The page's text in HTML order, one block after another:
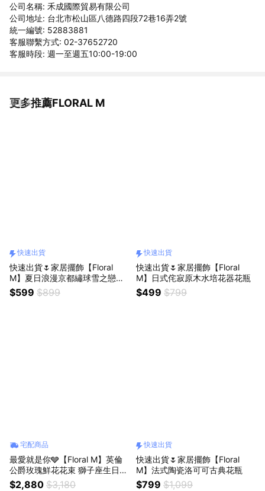
公司名稱: 禾成國際貿易有限公司
公司地址: 台北市松山區八德路四段72巷16弄2號
統一編號: 52883881
客服聯繫方式: 02-37652720
客服時段: 週一至週五10:00-19:00
更多推薦FLORAL M
看更多
快速出貨
快速出貨🌷家居擺飾【Floral
M】夏日浪漫京都繡球雪之戀仿
真花禮
$599 $899
快速出貨
快速出貨🌷家居擺飾【Floral
M】日式侘寂原木水培花器花瓶
$499 $799
宅配商品
最愛就是你🩶【Floral M】英倫
公爵玫瑰鮮花花束 獅子座生日禮
物 情人節花束
$2,880 $3,180
快速出貨
快速出貨🌷家居擺飾【Floral
M】法式陶瓷洛可可古典花瓶
$799 $1,099